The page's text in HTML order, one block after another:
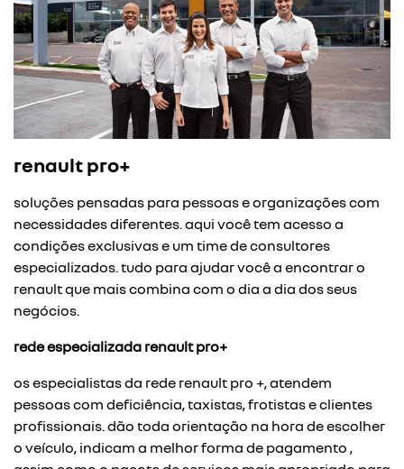
renault pro+
soluções pensadas para pessoas e organizações com
necessidades diferentes. aqui você tem acesso a
condições exclusivas e um time de consultores
especializados. tudo para ajudar você a encontrar o
renault que mais combina com o dia a dia dos seus
negócios.
rede especializada renault pro+
os especialistas da rede renault pro +, atendem
pessoas com deficiência, taxistas, frotistas e clientes
profissionais. dão toda orientação na hora de escolher
o veículo, indicam a melhor forma de pagamento ,